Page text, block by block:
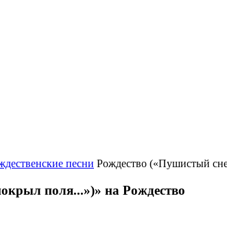
песни Рождество («Пушистый
поля...»)» на Рождество